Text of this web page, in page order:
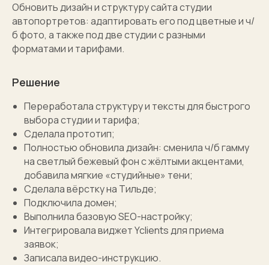
Обновить дизайн и структуру сайта студии
автопортретов: адаптировать его под цветные и ч/
б фото, а также под две студии с разными
форматами и тарифами.
Решение
Переработала структуру и тексты для быстрого
выбора студии и тарифа;
Сделала прототип;
Полностью обновила дизайн: сменила ч/б гамму
на светлый бежевый фон с жёлтыми акцентами,
добавила мягкие «студийные» тени;
Сделала вёрстку на Тильде;
Подключила домен;
Выполнила базовую SEO-настройку;
Интегрировала виджет Yclients для приема
заявок;
Записала видео-инструкцию.